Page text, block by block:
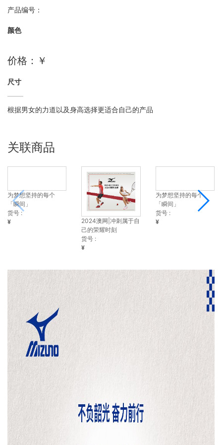
产品编号：
颜色
价格：￥
尺寸
根据男女的力道以及身高选择更适合自己的产品
关联商品
为梦想坚持的每个
「瞬间」
货号 :
¥
2024澳网|冲刺属于自
己的荣耀时刻
货号 :
¥
为梦想坚持的每个
「瞬间」
货号 :
¥